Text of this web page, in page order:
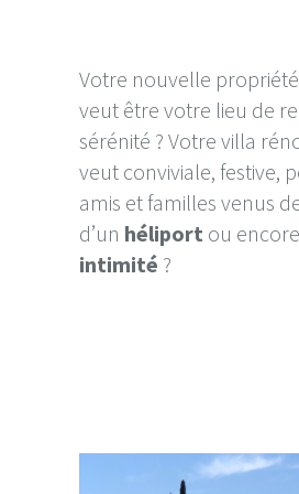
Votre nouvelle
veut être votre lieu de
sérénité ? Votre villa
veut conviviale, festive,
amis et familles venus
d’un héliport ou
intimité ?